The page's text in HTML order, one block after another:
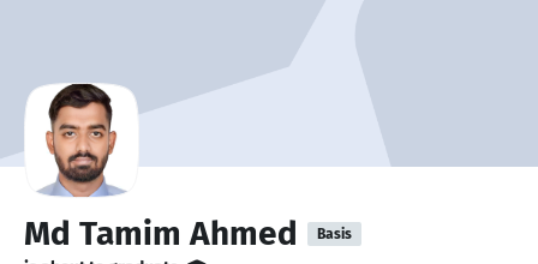
Md Tamim Ahmed Basis